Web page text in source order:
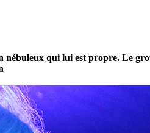
nébuleux qui lui est propre. Le